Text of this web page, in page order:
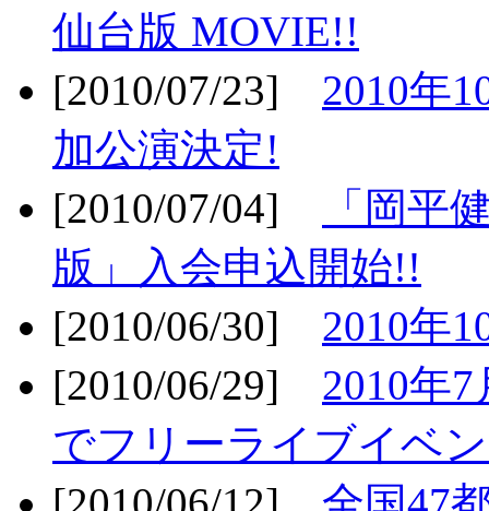
仙台版 MOVIE!!
[2010/07/23] 2010年
加公演決定!
[2010/07/04]
「岡平
版」入会申込開始!!
[2010/06/30] 2010年
[2010/06/29] 2010年
でフリーライブイベ